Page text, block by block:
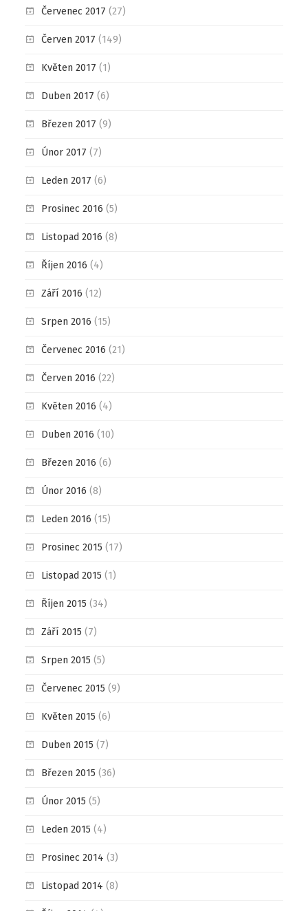
Červenec 2017 (27)
Červen 2017 (149)
Květen 2017 (1)
Duben 2017 (6)
Březen 2017 (9)
Únor 2017 (7)
Leden 2017 (6)
Prosinec 2016 (5)
Listopad 2016 (8)
Říjen 2016 (4)
Září 2016 (12)
Srpen 2016 (15)
Červenec 2016 (21)
Červen 2016 (22)
Květen 2016 (4)
Duben 2016 (10)
Březen 2016 (6)
Únor 2016 (8)
Leden 2016 (15)
Prosinec 2015 (17)
Listopad 2015 (1)
Říjen 2015 (34)
Září 2015 (7)
Srpen 2015 (5)
Červenec 2015 (9)
Květen 2015 (6)
Duben 2015 (7)
Březen 2015 (36)
Únor 2015 (5)
Leden 2015 (4)
Prosinec 2014 (3)
Listopad 2014 (8)